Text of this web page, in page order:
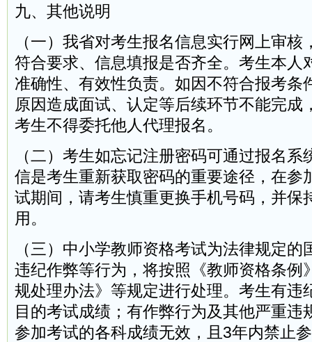
九、其他说明
（一）我省对考生报名信息实行网上审
符合要求、信息填报是否齐全。考生本人
准确性、有效性负责。如因不符合报考条
原因造成面试、认定等后续环节不能完成
考生不得委托他人代理报名。
（二）考生如忘记注册密码可通过报名
信是考生重新获取密码的重要途径，在参
试期间，请考生慎重更换手机号码，并保
用。
（三）中小学教师资格考试为法律规定
违纪作弊等行为，将按照《教师资格条例
规处理办法》等规定进行处理。考生有违
目的考试成绩；有作弊行为及其他严重违
参加考试的各科成绩无效，且3年内禁止